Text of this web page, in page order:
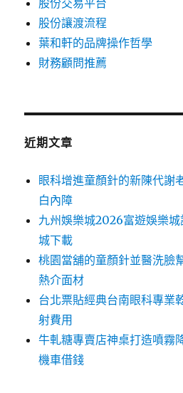
股份交易平台
股份讓渡流程
葉和軒的品牌操作哲學
財務顧問推薦
近期文章
眼科增進童顏針的新陳代謝
白內障
九州娛樂城2026富遊娛樂
城下載
桃園當舖的童顏針並醫洗臉
熱介面材
台北票貼經典台南眼科專業
射費用
牛軋糖專賣店神桌打造噴霧
機車借錢